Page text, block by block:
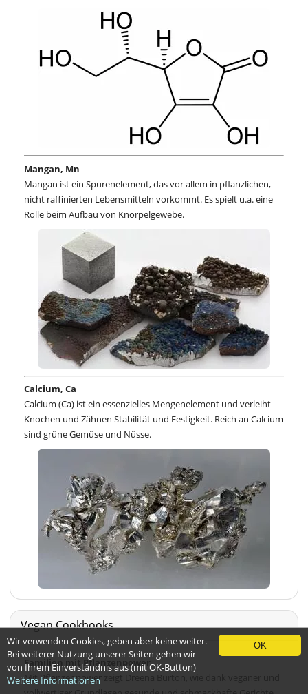
Mangan, Mn
Mangan ist ein Spurenelement, das vor allem in pflanzlichen,
nicht raffinierten Lebensmitteln vorkommt. Es spielt u.a. eine
Rolle beim Aufbau von Knorpelgewebe.
Calcium, Ca
Calcium (Ca) ist ein essenzielles Mengenelement und verleiht
Knochen und Zähnen Stabilität und Festigkeit. Reich an Calcium
sind grüne Gemüse und Nüsse.
Vegan Cookbooks
Familien mit Pflanzenpower
Mit Pflanzenpower zeigt Dreena Burton, wie dank veganer und
OK
Wir verwenden Cookies, geben aber keine weiter.
Bei weiterer Nutzung unserer Seiten gehen wir
von Ihrem Einverständnis aus (mit OK-Button)
Weitere Informationen